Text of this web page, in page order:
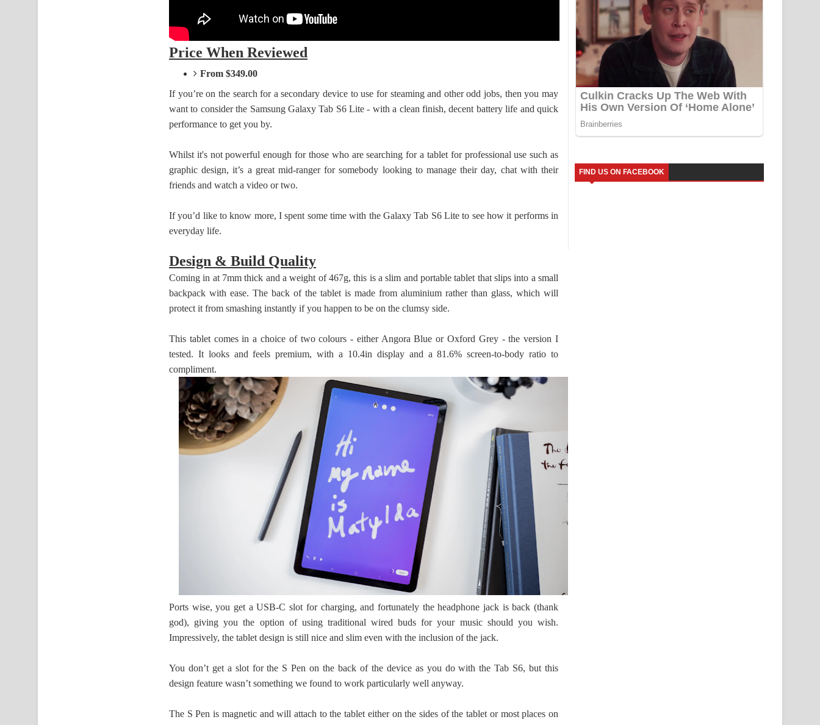
Price When Reviewed
From $349.00
If you’re on the search for a secondary device to use for steaming and other odd jobs, then you may
want to consider the Samsung Galaxy Tab S6 Lite - with a clean finish, decent battery life and quick
performance to get you by.
Whilst it's not powerful enough for those who are searching for a tablet for professional use such as
graphic design, it’s a great mid-ranger for somebody looking to manage their day, chat with their
friends and watch a video or two.
If you’d like to know more, I spent some time with the Galaxy Tab S6 Lite to see how it performs in
everyday life.
Design & Build Quality
Coming in at 7mm thick and a weight of 467g, this is a slim and portable tablet that slips into a small
backpack with ease. The back of the tablet is made from aluminium rather than glass, which will
protect it from smashing instantly if you happen to be on the clumsy side.
This tablet comes in a choice of two colours - either Angora Blue or Oxford Grey - the version I
tested. It looks and feels premium, with a 10.4in display and a 81.6% screen-to-body ratio to
compliment.
Ports wise, you get a USB-C slot for charging, and fortunately the headphone jack is back (thank
god), giving you the option of using traditional wired buds for your music should you wish.
Impressively, the tablet design is still nice and slim even with the inclusion of the jack.
You don’t get a slot for the S Pen on the back of the device as you do with the Tab S6, but this
design feature wasn’t something we found to work particularly well anyway.
The S Pen is magnetic and will attach to the tablet either on the sides of the tablet or most places on
FIND US ON FACEBOOK